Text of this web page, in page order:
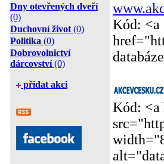
Dny otevřených dveří
(0)
Duchovní život (0)
Politika (0)
Dobrovolnictví
dárcovství(0)
přidat akci
Kód: <a
Kód: <a